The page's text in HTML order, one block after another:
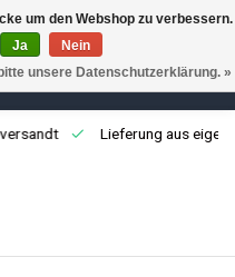
Lieferung aus
um den Webshop zu verbessern.
Ja
Nein
unsere Datenschutzerklärung. »